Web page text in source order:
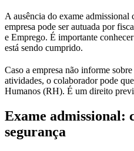
A ausência do exame
empresa pode ser autuada por
e Emprego. É importante
está sendo cumprido.
Caso a empresa não informe
atividades, o colaborador pode
Humanos (RH). É um direito
Exame admissional:
segurança